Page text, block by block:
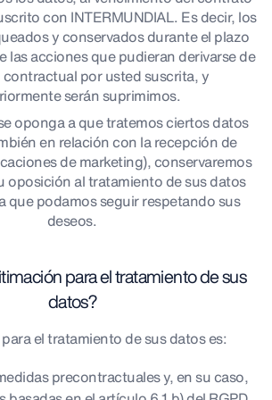
con INTERMUNDIAL. Es decir, los
y conservados durante el plazo
las acciones que pudieran derivarse de
contractual por usted suscrita, y
serán suprimimos.
oponga a que tratemos ciertos datos
en relación con la recepción de
de marketing), conservaremos
oposición al tratamiento de sus datos
que podamos seguir respetando sus
deseos.
para el tratamiento de sus
datos?
el tratamiento de sus datos es:
precontractuales y, en su caso,